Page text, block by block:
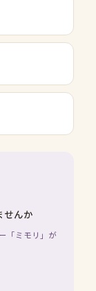
せんか
「ミモリ」が